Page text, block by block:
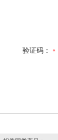
验证码：